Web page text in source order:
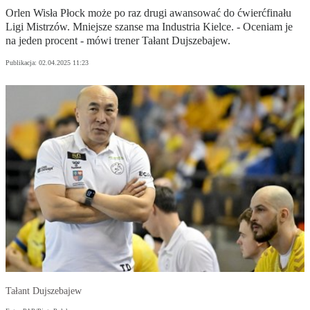
Orlen Wisła Płock może po raz drugi awansować do ćwierćfinału
Ligi Mistrzów. Mniejsze szanse ma Industria Kielce. - Oceniam je
na jeden procent - mówi trener Tałant Dujszebajew.
Publikacja: 02.04.2025 11:23
Tałant Dujszebajew